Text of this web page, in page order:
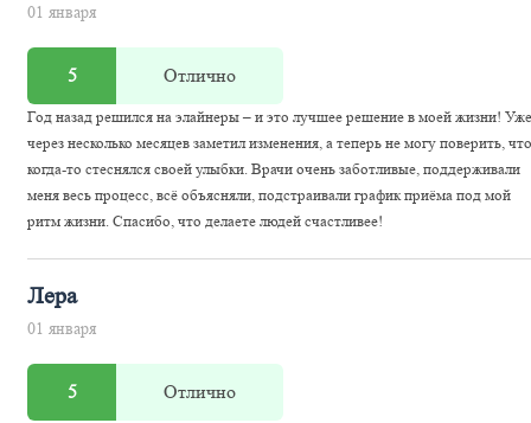
01 января
5 Отлично
Год назад решился на элайнеры – и это лучшее решение в моей жизни! Уже
через несколько месяцев заметил изменения, а теперь не могу поверить, что
когда-то стеснялся своей улыбки. Врачи очень заботливые, поддерживали
меня весь процесс, всё объясняли, подстраивали график приёма под мой
ритм жизни. Спасибо, что делаете людей счастливее!
Лера
01 января
5 Отлично